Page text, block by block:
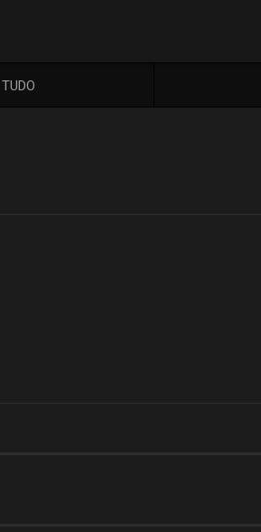
TUDO